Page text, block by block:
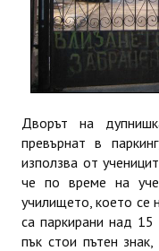
Населени места
ЗАБРАВЕНАТА
Дворът на
превърнат в
използва от
че по време на
училището, което се
са паркирани над
пък стои пътен